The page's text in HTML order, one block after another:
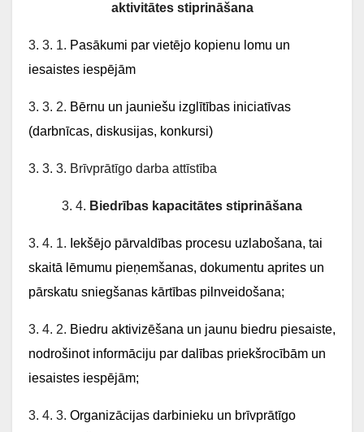
aktivitātes stiprināšana
3. 3. 1. Pasākumi par vietējo kopienu lomu un
iesaistes iespējām
3. 3. 2. Bērnu un jauniešu izglītības iniciatīvas
(darbnīcas, diskusijas, konkursi)
3. 3. 3. Brīvprātīgo darba attīstība
3. 4. Biedrības kapacitātes stiprināšana
3. 4. 1. Iekšējo pārvaldības procesu uzlabošana, tai
skaitā lēmumu pieņemšanas, dokumentu aprites un
pārskatu sniegšanas kārtības pilnveidošana;
3. 4. 2. Biedru aktivizēšana un jaunu biedru piesaiste,
nodrošinot informāciju par dalības priekšrocībām un
iesaistes iespējām;
3. 4. 3. Organizācijas darbinieku un brīvprātīgo